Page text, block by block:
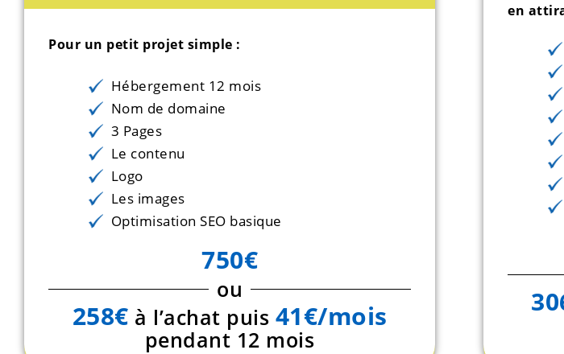
Pour un petit projet simple :
Hébergement 12 mois
Nom de domaine
3 Pages
Le contenu
Logo
Les images
Optimisation SEO basique
750€
ou
258€ à l’achat puis 41€/mois
pendant 12 mois
en